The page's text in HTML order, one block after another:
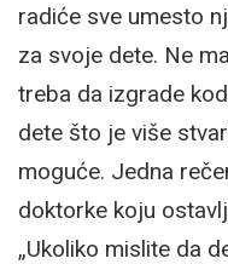
radiće sve umesto
za svoje dete. Ne
treba da izgrade
dete što je više
moguće. Jedna
doktorke koju
„Ukoliko mislite da